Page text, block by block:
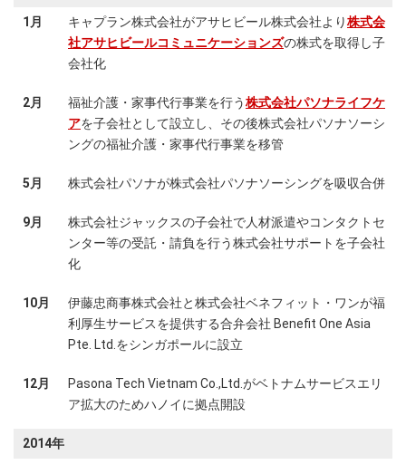
1月 キャプラン株式会社がアサヒビール株式会社より株式会
社アサヒビールコミュニケーションズの株式を取得し子
会社化
2月 福祉介護・家事代行事業を行う株式会社パソナライフケ
アを子会社として設立し、その後株式会社パソナソーシ
ングの福祉介護・家事代行事業を移管
5月 株式会社パソナが株式会社パソナソーシングを吸収合併
9月
株式会社ジャックスの子会社で人材派遣やコンタクトセ
ンター等の受託・請負を行う株式会社サポートを子会社
化
10月
伊藤忠商事株式会社と株式会社ベネフィット・ワンが福
利厚生サービスを提供する合弁会社 Benefit One Asia
Pte. Ltd.をシンガポールに設立
12月
Pasona Tech Vietnam Co.,Ltd.がベトナムサービスエリ
ア拡大のためハノイに拠点開設
2014年